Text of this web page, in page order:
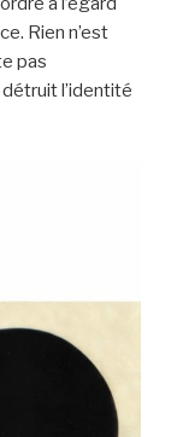
Rien n’est
pas
l’identité